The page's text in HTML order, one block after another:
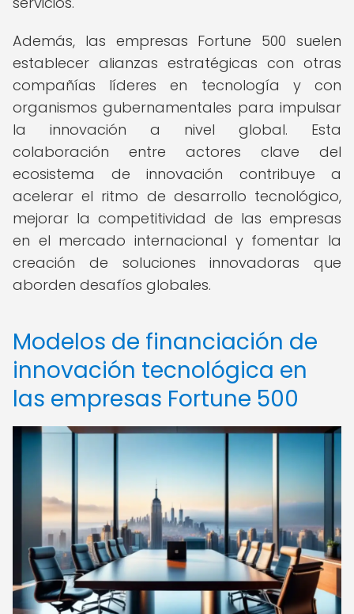
Además, las empresas Fortune 500 suelen
establecer alianzas estratégicas con otras
compañías líderes en tecnología y con
organismos gubernamentales para impulsar
la innovación a nivel global. Esta
colaboración entre actores clave del
ecosistema de innovación contribuye a
acelerar el ritmo de desarrollo tecnológico,
mejorar la competitividad de las empresas
en el mercado internacional y fomentar la
creación de soluciones innovadoras que
aborden desafíos globales.
Modelos de financiación de
innovación tecnológica en
las empresas Fortune 500